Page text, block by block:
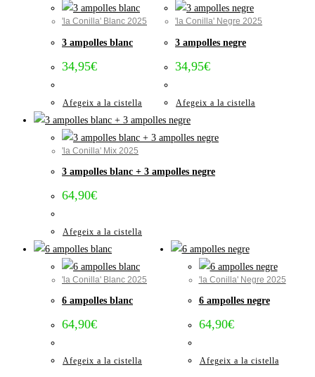
'la Conilla' Blanc 2025
3 ampolles blanc
34,95€
Afegeix a la cistella
'la Conilla' Negre 2025
3 ampolles negre
34,95€
Afegeix a la cistella
'la Conilla' Mix 2025
3 ampolles blanc + 3 ampolles negre
64,90€
Afegeix a la cistella
'la Conilla' Blanc 2025
6 ampolles blanc
64,90€
Afegeix a la cistella
'la Conilla' Negre 2025
6 ampolles negre
64,90€
Afegeix a la cistella